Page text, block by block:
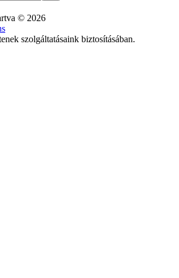
© 2026
szolgáltatásaink biztosításában.